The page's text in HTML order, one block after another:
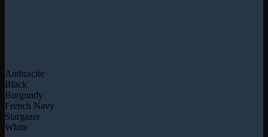
Anthracite
Black
Burgundy
French Navy
Stargazer
White